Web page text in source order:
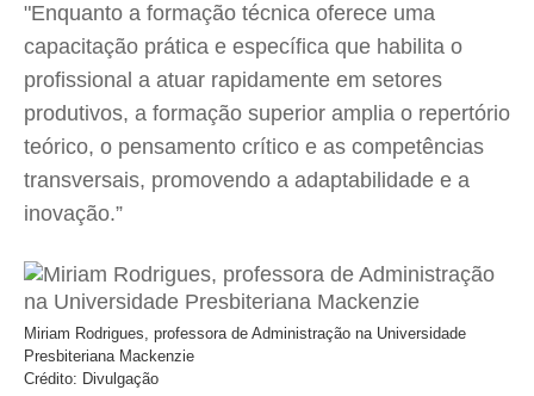
"Enquanto a formação técnica oferece uma
capacitação prática e específica que habilita o
profissional a atuar rapidamente em setores
produtivos, a formação superior amplia o repertório
teórico, o pensamento crítico e as competências
transversais, promovendo a adaptabilidade e a
inovação.”
Miriam Rodrigues, professora de Administração na Universidade
Presbiteriana Mackenzie
Crédito: Divulgação